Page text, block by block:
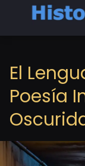
El
Poesía